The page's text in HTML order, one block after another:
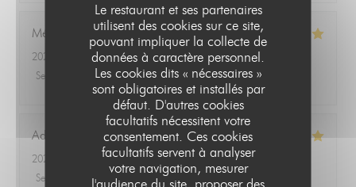
Le restaurant et ses partenaires
utilisent des cookies sur ce site,
pouvant impliquer la collecte de
données à caractère personnel.
Les cookies dits « nécessaires »
sont obligatoires et installés par
défaut. D'autres cookies
facultatifs nécessitent votre
consentement. Ces cookies
facultatifs servent à analyser
votre navigation, mesurer
l'audience du site, proposer des
Mélanie
2026-07-09
- 12:30 - Couverts 2
Service
Ambiance: 5/5 Cuisine : 5/5 Qualité / Prix
Adrià
2026-07-07
- 12:15 - Couverts 4
Service
Ambiance /5 Cuisine : Qualité / Prix